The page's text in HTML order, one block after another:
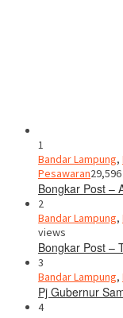
1
Bandar Lampung,
Pesawaran
Bongkar Post –
2
Bandar Lampung,
views
Bongkar Post –
3
Bandar Lampung,
Pj Gubernur
4